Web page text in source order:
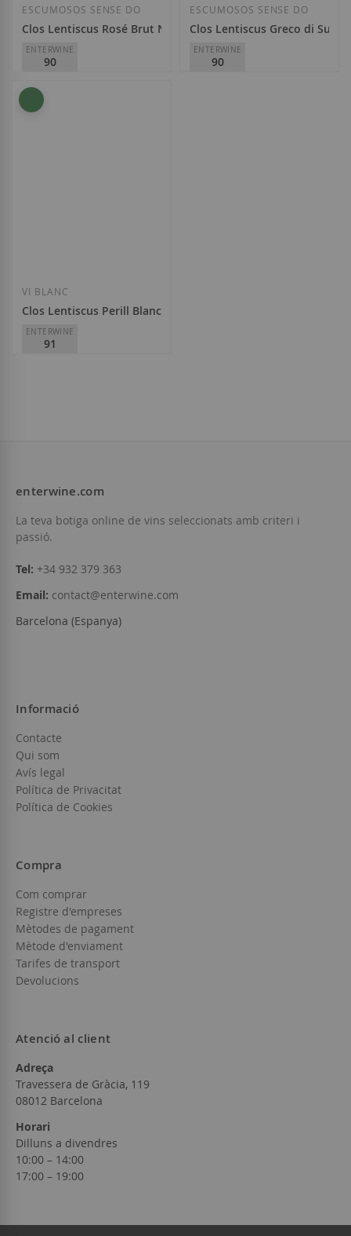
ESCUMOSOS SENSE DO
Clos Lentiscus Rosé Brut Nature 2020
ENTERWINE
90
Can Ramon Viticultors del
Montgròs
ESCUMOSOS SENSE DO
Clos Lentiscus Greco di
ENTERWINE
90
VI BLANC
Clos Lentiscus Perill Blanc 2023
ENTERWINE
91
Afegir a la llista de desitjos
enterwine.com
La teva botiga online de vins seleccionats amb criteri i
passió.
Tel: +34 932 379 363
Email: contact@enterwine.com
Barcelona (Espanya)
Informació
Contacte
Qui som
Avís legal
Política de Privacitat
Política de Cookies
Compra
Com comprar
Registre d'empreses
Mètodes de pagament
Mètode d'enviament
Tarifes de transport
Devolucions
Atenció al client
Adreça
Travessera de Gràcia, 119
08012 Barcelona
Horari
Dilluns a divendres
10:00 – 14:00
17:00 – 19:00